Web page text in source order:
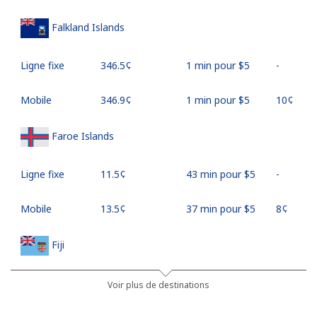
Falkland Islands
Ligne fixe ⁦346.5¢⁩ 1 min pour ⁦$5⁩ -
Mobile ⁦346.9¢⁩ 1 min pour ⁦$5⁩ ⁦10¢⁩
Faroe Islands
Ligne fixe ⁦11.5¢⁩ 43 min pour ⁦$5⁩ -
Mobile ⁦13.5¢⁩ 37 min pour ⁦$5⁩ ⁦8¢⁩
Fiji
⁦54.9¢⁩ 9 min pour ⁦$5⁩
Voir plus de destinations